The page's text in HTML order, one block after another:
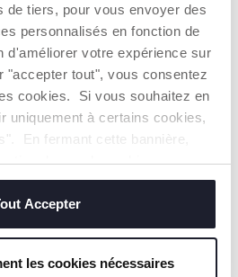
de tiers, pour vous envoyer des
personnalisés en fonction de
d'améliorer votre expérience sur
tout", vous consentez
cookies. Si vous souhaitez en
uniquement à certains cookies,
En fermant cette bannière,
des seuls cookies
au service demandé.
Accepter
les cookies nécessaires